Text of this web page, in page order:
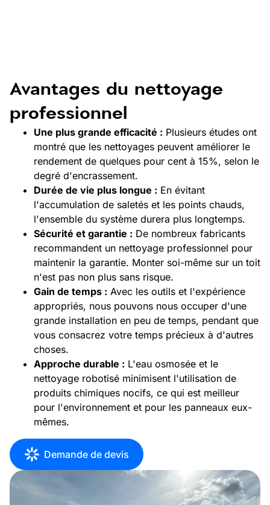
Avantages du nettoyage
professionnel
Une plus grande efficacité : Plusieurs études ont
montré que les nettoyages peuvent améliorer le
rendement de quelques pour cent à 15%, selon le
degré d'encrassement.
Durée de vie plus longue : En évitant
l'accumulation de saletés et les points chauds,
l'ensemble du système durera plus longtemps.
Sécurité et garantie : De nombreux fabricants
recommandent un nettoyage professionnel pour
maintenir la garantie. Monter soi-même sur un toit
n'est pas non plus sans risque.
Gain de temps : Avec les outils et l'expérience
appropriés, nous pouvons nous occuper d'une
grande installation en peu de temps, pendant que
vous consacrez votre temps précieux à d'autres
choses.
Approche durable : L'eau osmosée et le
nettoyage robotisé minimisent l'utilisation de
produits chimiques nocifs, ce qui est meilleur
pour l'environnement et pour les panneaux eux-
mêmes.
Demande de devis